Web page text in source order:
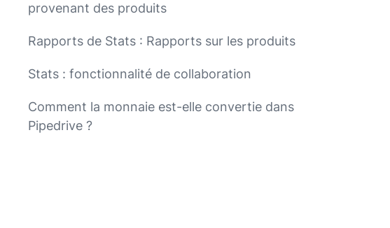
provenant des produits
Rapports de Stats : Rapports sur les produits
Stats : fonctionnalité de collaboration
Comment la monnaie est-elle convertie dans
Pipedrive ?